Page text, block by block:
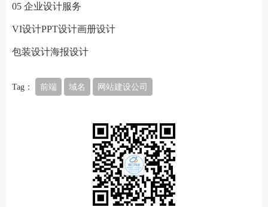
05 企业设计服务
VI设计PPT设计画册设计
包装设计海报设计
Tag： 前端 域名 网站建设公司